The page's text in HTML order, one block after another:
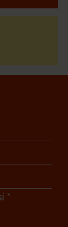
(Pakollinen)